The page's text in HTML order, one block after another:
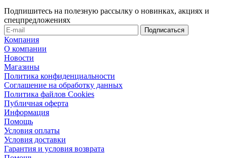
Подпишитесь на полезную рассылку о новинках, акциях и
спецпредложениях
Компания
О компании
Новости
Магазины
Политика конфиденциальности
Соглашение на обработку данных
Политика файлов Cookies
Публичная оферта
Информация
Помощь
Условия оплаты
Условия доставки
Гарантия и условия возврата